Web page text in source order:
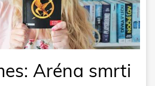
Aréna smrti